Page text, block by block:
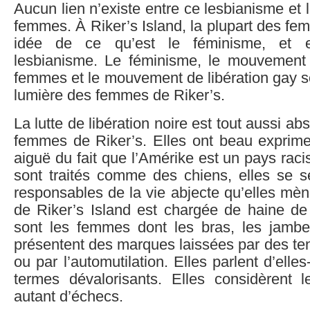
Aucun lien n’existe entre ce lesbianisme et
femmes. À Riker’s Island, la plupart des
idée de ce qu’est le féminisme, et
lesbianisme. Le féminisme, le
femmes et le mouvement de libération gay
lumière des femmes de Riker’s.
La lutte de libération noire est tout aussi
femmes de Riker’s. Elles ont beau
aiguë du fait que l’Amérike est un pays
sont traités comme des chiens, elles se
responsables de la vie abjecte qu’elles
de Riker’s Island est chargée de haine
sont les femmes dont les bras, les
présentent des marques laissées par des
ou par l’automutilation. Elles parlent
termes dévalorisants. Elles considèrent
autant d’échecs.